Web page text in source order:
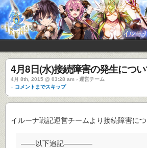
4月8日(水)接続障害の発生につ
4月 8th, 2015 @ 03:28 am › 運営チーム
↓ コメントまでスキップ
イルーナ戦記運営チームより接続障害につ
――以下追記――――